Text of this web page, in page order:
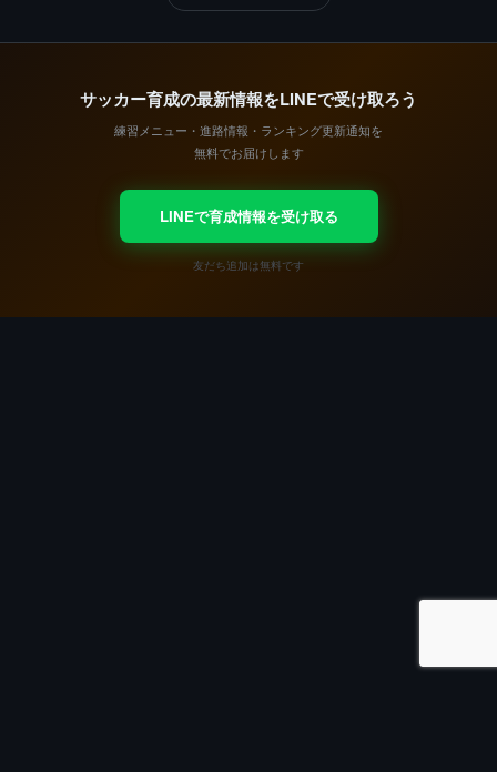
サッカー育成の最新情報をLINEで受け取ろう
練習メニュー・進路情報・ランキング更新通知を
無料でお届けします
LINEで育成情報を受け取る
友だち追加は無料です